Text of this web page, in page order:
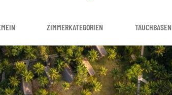
ZIMMERKATEGORIEN TAUCHBASEN